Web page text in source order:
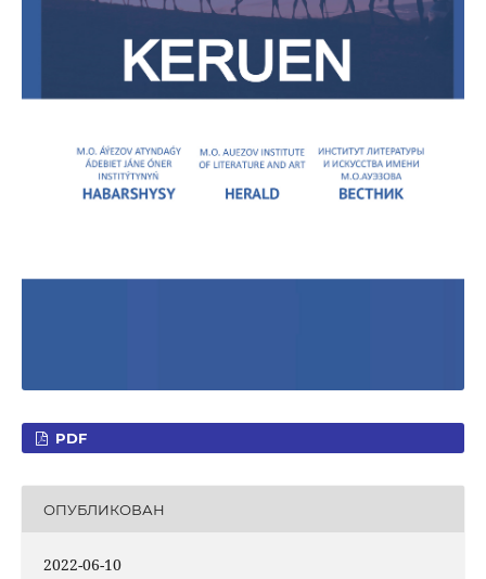
PDF
ОПУБЛИКОВАН
2022-06-10